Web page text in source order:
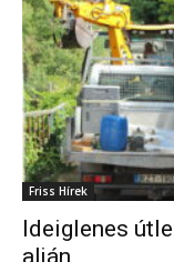
Friss Hírek
Ideiglenes
alján